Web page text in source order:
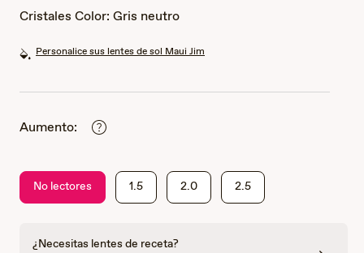
Cristales Color: Gris neutro
Personalice sus lentes de sol Maui Jim
Aumento:
No lectores 1.5 2.0 2.5
¿Necesitas lentes de receta?